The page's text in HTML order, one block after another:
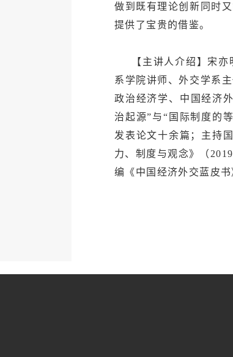
做到既有理论创新同时
提供了宝贵的借鉴。
【主讲人介绍】宋
系学院讲师、外交学系
政治经济学、中国经济
治起源”与“国际制度的
发表论文十余篇；主持
力、制度与观念》（
编《中国经济外交蓝皮书